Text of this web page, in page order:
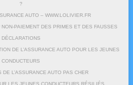
?
AUTO – WWW.LOLIVIER.FR
PAIEMENT DES PRIMES ET DES FAUSSES
DÉCLARATIONS
DE L’ASSURANCE AUTO POUR LES JEUNES
CONDUCTEURS
DE L’ASSURANCE AUTO PAS CHER
LES JEUNES CONDUCTEURS RÉSILIÉS